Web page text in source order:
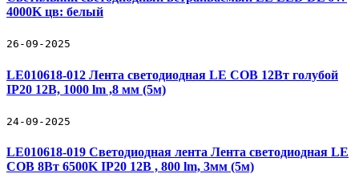
4000K цв: белый
26-09-2025
LE010618-012 Лента светодиодная LE COB 12Вт голубой
IP20 12В, 1000 lm ,8 мм (5м)
24-09-2025
LE010618-019 Светодиодная лента Лента светодиодная LE
COB 8Вт 6500K IP20 12В , 800 lm, 3мм (5м)